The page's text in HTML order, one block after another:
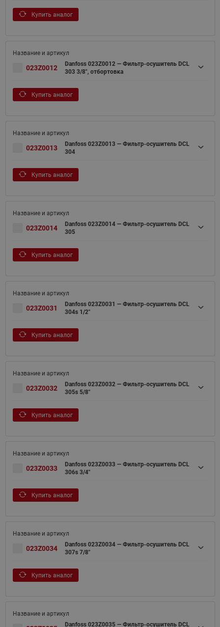
Купить аналог
023Z0012
Danfoss 023Z0012 — Фильтр-осушитель DCL
303 3/8", отбортовка
Купить аналог
023Z0013
Danfoss 023Z0013 — Фильтр-осушитель DCL
304
Купить аналог
023Z0014
Danfoss 023Z0014 — Фильтр-осушитель DCL
305
Купить аналог
023Z0031
Danfoss 023Z0031 — Фильтр-осушитель DCL
304s 1/2"
Купить аналог
023Z0032
Danfoss 023Z0032 — Фильтр-осушитель DCL
305s 5/8"
Купить аналог
023Z0033
Danfoss 023Z0033 — Фильтр-осушитель DCL
306s 3/4"
Купить аналог
023Z0034
Danfoss 023Z0034 — Фильтр-осушитель DCL
307s 7/8"
Купить аналог
Danfoss 023Z0035 — Фильтр-осушитель DCL